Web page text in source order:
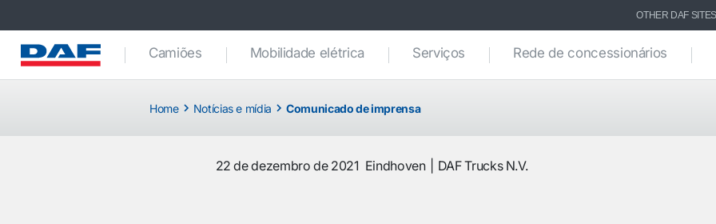
OTHER DAF
Camiões Mobilidade elétrica Serviços Rede de concessionários
Home Notícias e mídia Comunicado de imprensa
22 de dezembro de 2021 Eindhoven DAF Trucks N.V.